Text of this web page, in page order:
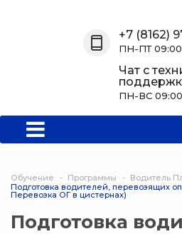
Мероприятия
Информация
+7 (8162)
ПН-ПТ
Чат с
ПН-ВС
Обучение Программы Водитель
Подготовка водителей, перевозящих
Перевозка ОГ в цистернах)
Подготовка